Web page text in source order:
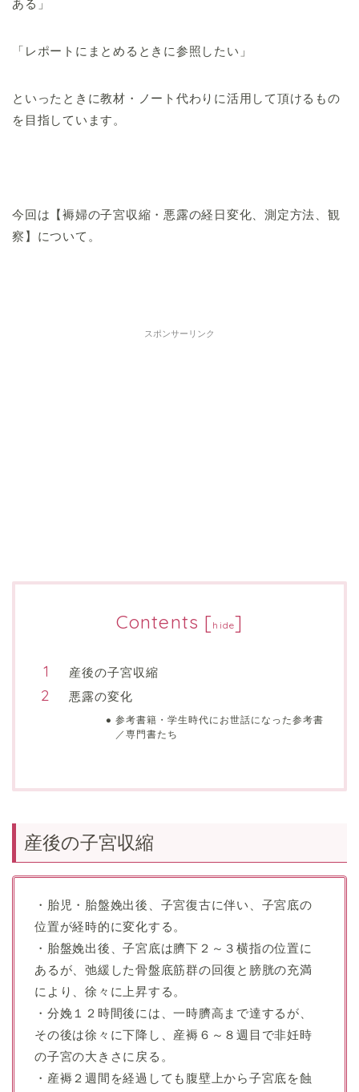
ある」
「レポートにまとめるときに参照したい」
といったときに教材・ノート代わりに活用して頂けるもの
を目指しています。
今回は【褥婦の子宮収縮・悪露の経日変化、測定方法、観
察】について。
スポンサーリンク
Contents [hide]
産後の子宮収縮
悪露の変化
参考書籍・学生時代にお世話になった参考書
／専門書たち
産後の子宮収縮
・胎児・胎盤娩出後、子宮復古に伴い、子宮底の
位置が経時的に変化する。
・胎盤娩出後、子宮底は臍下２～３横指の位置に
あるが、弛緩した骨盤底筋群の回復と膀胱の充満
により、徐々に上昇する。
・分娩１２時間後には、一時臍高まで達するが、
その後は徐々に下降し、産褥６～８週目で非妊時
の子宮の大きさに戻る。
・産褥２週間を経過しても腹壁上から子宮底を蝕